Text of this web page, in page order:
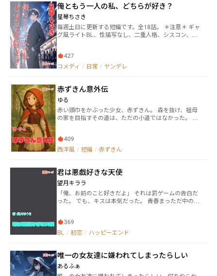
して驚くべきことに、美的感覚が私の美意識と全く真
逆な世界だったのだ――
俺ともう一人の私、どちらが好き？
星琴ちさき
毎週土日に更新する短編です。全18話。 ＊注意＊ ギャ
グ風ライトBL、性描写なし、二重人格、シスコン、引
が妹を騙した悪質ホストだと勘違いした悠治、復讐目
的で大介を原型にエロ小説を書いた。 さらに、悪質プ
名誉回復を要求しに悠治の家に殺到。 そこから、まさ
かの二重人格の悠治に迷惑の沼に引きずられた……
427
コメディ / 日常 / ヤンデレ
赤ずきん意外伝
ゆる
赤い頭巾をかぶった少女、赤ずきん。 森を抜け、祖母
の家を目指すその道は、ただの小道ではなかった。 そ
着くのは、優しい童話か、それとも別の物語か。 古き
物語を新たに描き出す、異色の「赤ずきん外伝」。
409
西洋風 / 短編 / 赤ずきん
君は悪戯好きな天使
望月キララ
「俺、お前のこと好きだよ」 それは罰ゲームの告白だ
った。 でも、キスは――本気だった。 青春まっただ中の男
369
BL / 初恋 / ハッピーエンド
唯一の女友達に嫌われてしまったらしい
あるふぁ